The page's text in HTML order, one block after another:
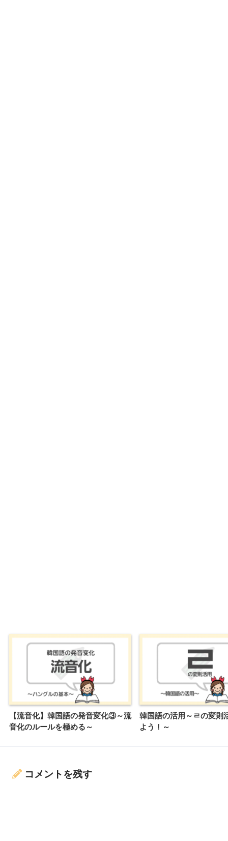
【流音化】韓国語の発音変化③～流
音化のルールを極める～
韓国語の活用～ㄹの変則
よう！～
コメントを残す